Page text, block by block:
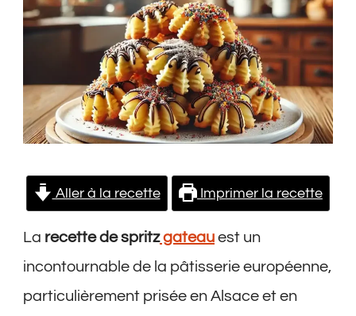
Aller à la recette Imprimer la recette
La recette de spritzgateau est un
incontournable de la pâtisserie européenne,
particulièrement prisée en Alsace et en